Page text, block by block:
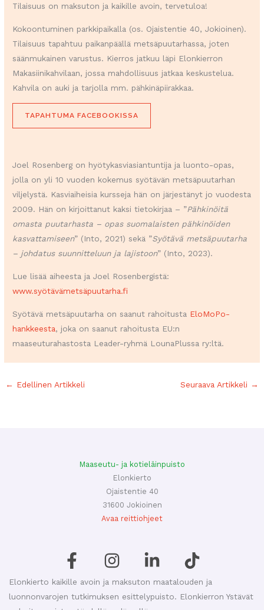
Tilaisuus on maksuton ja kaikille avoin, tervetuloa!
Kokoontuminen parkkipaikalla (os. Ojaistentie 40, Jokioinen).
Tilaisuus tapahtuu paikanpäällä metsäpuutarhassa, joten
säänmukainen varustus. Kierros jatkuu läpi Elonkierron
Makasiinikahvilaan, jossa mahdollisuus jatkaa keskustelua.
Kahvila on auki ja tarjolla mm. pähkinäpiirakkaa.
TAPAHTUMA FACEBOOKISSA
Joel Rosenberg on hyötykasviasiantuntija ja luonto-opas,
jolla on yli 10 vuoden kokemus syötävän metsäpuutarhan
viljelystä. Kasviaiheisia kursseja hän on järjestänyt jo vuodesta
2009. Hän on kirjoittanut kaksi tietokirjaa – ”Pähkinöitä
omasta puutarhasta – opas suomalaisten pähkinöiden
kasvattamiseen” (Into, 2021) sekä ”Syötävä metsäpuutarha
– johdatus suunnitteluun ja lajistoon” (Into, 2023).
Lue lisää aiheesta ja Joel Rosenbergistä:
www.syötävämetsäpuutarha.fi
Syötävä metsäpuutarha on saanut rahoitusta EloMoPo-
hankkeesta, joka on saanut rahoitusta EU:n
maaseuturahastosta Leader-ryhmä LounaPlussa ry:ltä.
← Edellinen Artikkeli Seuraava Artikkeli →
Maaseutu- ja kotieläinpuisto
Elonkierto
Ojaistentie 40
31600 Jokioinen
Avaa reittiohjeet
Elonkierto kaikille avoin ja maksuton maatalouden ja
luonnonvarojen tutkimuksen esittelypuisto. Elonkierron Ystävät